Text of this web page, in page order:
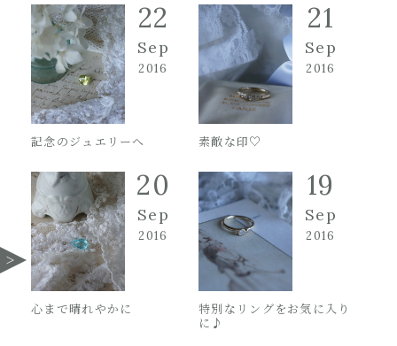
22
Sep
2016
記念のジュエリーへ
21
Sep
2016
素敵な印♡
20
Sep
2016
心まで晴れやかに
19
Sep
2016
特別なリングをお気に入り
に♪